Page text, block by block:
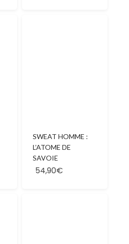
SWEAT HOMME :
L’ATOME DE
SAVOIE
54,90€